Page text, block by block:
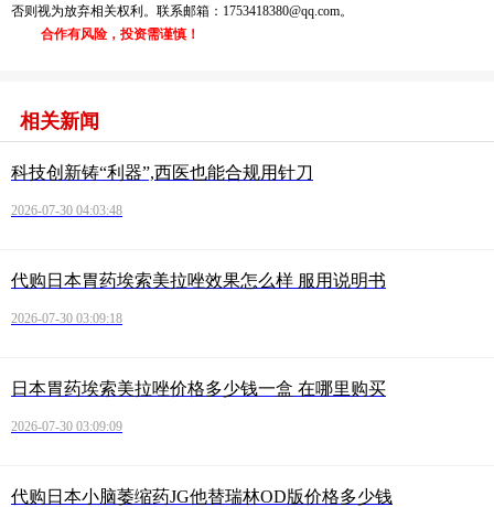
否则视为放弃相关权利。联系邮箱：1753418380@qq.com。
合作有风险，投资需谨慎！
相关新闻
科技创新铸“利器”,西医也能合规用针刀
2026-07-30 04:03:48
代购日本胃药埃索美拉唑效果怎么样 服用说明书
2026-07-30 03:09:18
日本胃药埃索美拉唑价格多少钱一盒 在哪里购买
2026-07-30 03:09:09
代购日本小脑萎缩药JG他替瑞林OD版价格多少钱